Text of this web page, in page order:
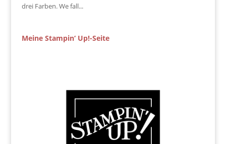
drei Farben. We fall...
Meine Stampin‘ Up!-Seite